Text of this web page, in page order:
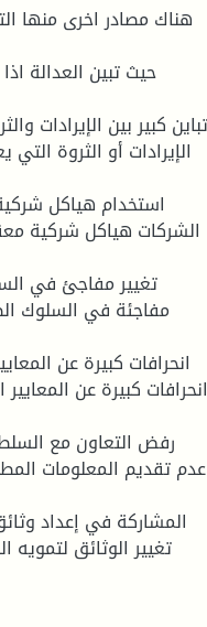
حيث تبين العدالة
الإيرادات أو الثروة
الشركات هياكل شركية
مفاجئة في السلوك
انحرافات كبيرة عن
عدم تقديم المعلومات
تغيير الوثائق لتمويه